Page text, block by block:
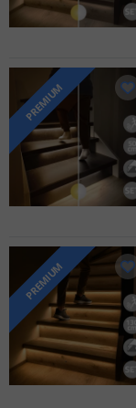
PREMIUM
PREMIUM
Voor